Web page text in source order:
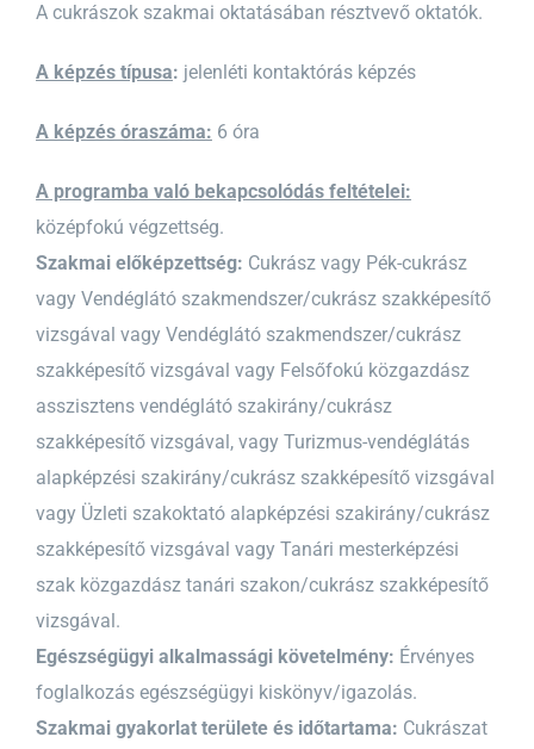
A cukrászok szakmai oktatásában résztvevő oktatók.
A képzés típusa: jelenléti kontaktórás képzés
A képzés óraszáma: 6 óra
A programba való bekapcsolódás feltételei:
középfokú végzettség.
Szakmai előképzettség: Cukrász vagy Pék-cukrász
vagy Vendéglátó szakmendszer/cukrász szakképesítő
vizsgával vagy Vendéglátó szakmendszer/cukrász
szakképesítő vizsgával vagy Felsőfokú közgazdász
asszisztens vendéglátó szakirány/cukrász
szakképesítő vizsgával, vagy Turizmus-vendéglátás
alapképzési szakirány/cukrász szakképesítő vizsgával
vagy Üzleti szakoktató alapképzési szakirány/cukrász
szakképesítő vizsgával vagy Tanári mesterképzési
szak közgazdász tanári szakon/cukrász szakképesítő
vizsgával.
Egészségügyi alkalmassági követelmény: Érvényes
foglalkozás egészségügyi kiskönyv/igazolás.
Szakmai gyakorlat területe és időtartama: Cukrászat